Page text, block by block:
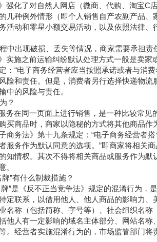
强化了对自然人网店（微商、代购、淘宝C
几种例外情形（即个人销售自产农副产品
活动和零星小额交易活动，以及依照法律
中出现破损、丢失等情况，商家需要承担责
实施之前运输纠纷默认处理方式一般是卖
：“电子商务经营者应当按照承诺或者与消
险和责任。但是，消费者另行选择快递物
中的风险与责任。
？
务在同一页面上进行销售，是一种比较常
买商品时，商家以隐秘的方式将其他商品
商务法》第十九条规定：“电子商务经营者
服务作为默认同意的选项。”即商家将相关
知情权。其次不得将相关商品或服务作为
。
”有什么制裁措施？
”是《反不正当竞争法》规定的混淆行为
定联系，以借用他人、他人商品的影响力
名称（包括简称、字号等）、社会组织名
他人有一定影响的域名主体部分、网站名
。经营者实施混淆行为的，市场监管部门